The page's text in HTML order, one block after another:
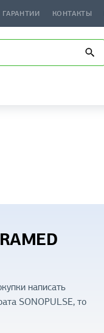
ГАРАНТИИ КОНТАКТЫ
написать
SONOPULSE, то